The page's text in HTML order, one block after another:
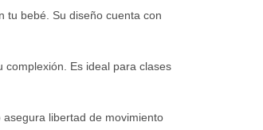
tu bebé. Su diseño cuenta con
Es ideal para clases
libertad de movimiento